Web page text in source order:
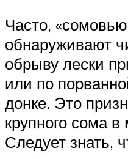
Часто,
обнаруживают
обрыву лески
или по
донке. Это
крупного сома
Следует знать,